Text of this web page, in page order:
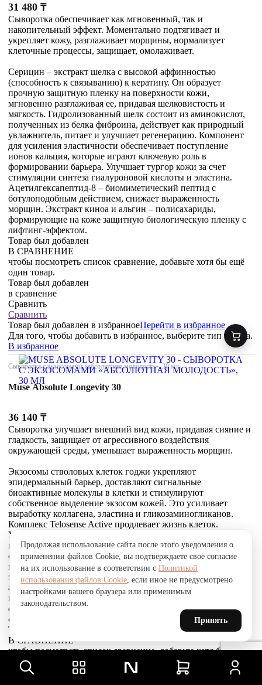
31 480 ₸
Сыворотка обеспечивает как мгновенный, так и
накопительный эффект. Моментально подтягивает и
укрепляет кожу, разглаживает морщины, нормализует
клеточные процессы, защищает, омолаживает.
Серицин – экстракт шелка с высокой аффинностью
(способность к связыванию) к кератину. Он образует
прочную защитную пленку на поверхности кожи,
мгновенно разглаживая ее, придавая шелковистость и
мягкость. Гидролизованный шелк состоит из аминокислот,
полученных из белка фиброина, действует как природный
увлажнитель, питает и улучшает регенерацию. Компонент
для усиления эластичности обеспечивает поступление
ионов кальция, которые играют ключевую роль в
формировании барьера. Улучшает тургор кожи за счет
стимуляции синтеза гиалуроновой кислоты и эластина.
Ацетилгексапептид-8 – биомиметический пептид с
ботулоподобным действием, снижает выраженность
морщин. Экстракт киноа и альгин – полисахариды,
формирующие на коже защитную биологическую пленку с
лифтинг-эффектом.
Товар был добавлен
В СРАВНЕНИЕ
чтобы посмотреть список сравнение, добавьте хотя бы ещё
один товар.
Товар был добавлен
в сравнение
Сравнить
Сравнить
Товар был добавлен в избранноеПерейти в избранное
Для того, чтобы добавить в избранное, выберите тип товара.
В избранное
Сыворотка с экзосомами «абсолютная молодость», 30 мл
Muse Absolute Longevity 30
36 140 ₸
Сыворотка улучшает внешний вид кожи, придавая сияние и
гладкость, защищает от агрессивного воздействия
окружающей среды, уменьшает выраженность морщин.
Экзосомы стволовых клеток годжи укрепляют
эпидермальный барьер, доставляют сигнальные
биоактивные молекулы в клетки и стимулируют
собственное выделение экзосом кожей. Это усиливает
выработку коллагена, эластина и гликозаминогликанов.
Комплекс Telosense Active продлевает жизнь клеток.
Укрепляющий пептид восстанавливает и усиливает связи
между фибробластами и внеклеточным матриксом,
стимулирует выработку коллагена I и VI типов, обеспечивая
прочное соединение эпидермиса и дермы, что приводит к
заметному сокращению морщин. Стволовые клетки
альпийской розы защищают, поддерживают и
восстанавливают устойчивость кожи к агрессивным
факторам окружающей среды и преждевременному
старению, улучшают барьерные свойства.
Товар был добавлен
В СРАВНЕНИЕ
чтобы посмотреть список сравнение, добавьте хотя бы ещё
один товар.
Товар был добавлен
Продолжая использование сайта после этого уведомления о
применении файлов Cookie, вы подтверждаете своё согласие
на их использование в соответствии с Политикой
использования файлов Cookie, если иное не предусмотрено
настройками вашего браузера или применимым
законодательством.
Принять